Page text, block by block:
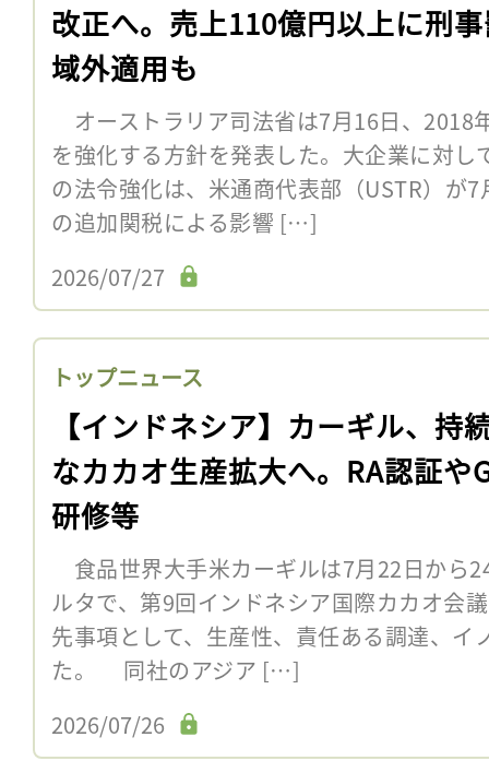
改正へ。売上110億円以上に刑
域外適用も
オーストラリア司法省は7月16日、2018
を強化する方針を発表した。大企業に対
の法令強化は、米通商代表部（USTR）が
の追加関税による影響 […]
2026/07/27
トップニュース
【インドネシア】カーギル、持
なカカオ生産拡大へ。RA認証や
研修等
食品世界大手米カーギルは7月22日から
ルタで、第9回インドネシア国際カカオ会
先事項として、生産性、責任ある調達、イ
た。 同社のアジア […]
2026/07/26